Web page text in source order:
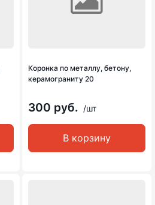
Коронка по металлу, бетону,
керамограниту 20
300 руб. /шт
В корзину